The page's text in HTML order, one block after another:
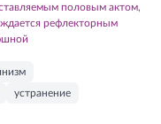
половым актом,
рефлекторным
устранение